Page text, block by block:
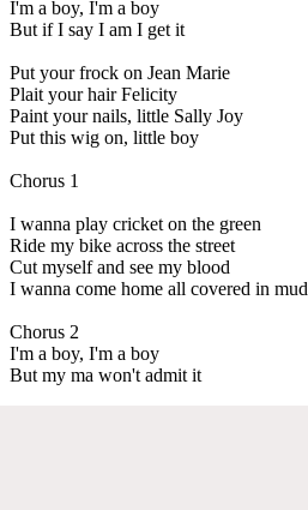
I'm a boy, I'm a boy
But if I say I am I get it
Put your frock on Jean Marie
Plait your hair Felicity
Paint your nails, little Sally Joy
Put this wig on, little boy
Chorus 1
I wanna play cricket on the green
Ride my bike across the street
Cut myself and see my blood
I wanna come home all covered in mud
Chorus 2
I'm a boy, I'm a boy
But my ma won't admit it